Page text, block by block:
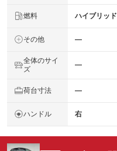
燃料 ハイブリッド
その他 ―
全体のサイ
ズ
―
荷台寸法 ―
ハンドル 右